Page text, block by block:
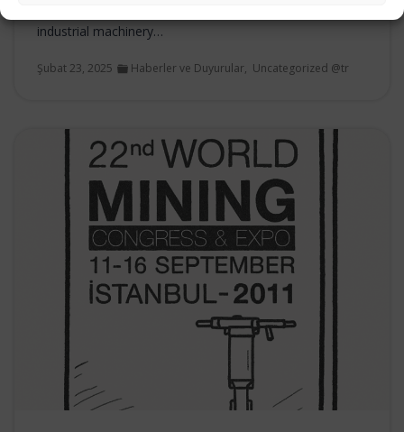
industrial machinery…
Şubat 23, 2025 Haberler ve Duyurular, Uncategorized @tr